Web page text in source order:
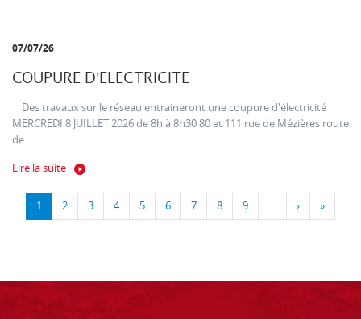
07/07/26
COUPURE D'ELECTRICITE
Des travaux sur le réseau entraineront une coupure d'électricité
MERCREDI 8 JUILLET 2026 de 8h à 8h30 80 et 111 rue de Mézières route
de...
Lire la suite
1 2 3 4 5 6 7 8 9 … › »